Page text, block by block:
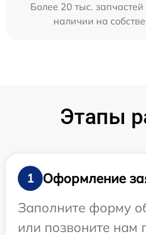
Более 20 тыс.
наличии на
Этапы
1
Оформление
Заполните форму
или позвоните нам